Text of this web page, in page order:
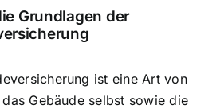
Grundlagen der
ist eine Art von
Gebäude selbst sowie die